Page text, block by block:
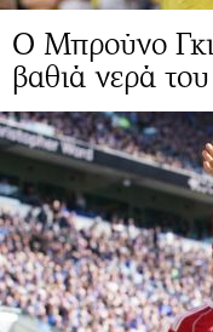
Ο Μπρούνο
βαθιά νερά